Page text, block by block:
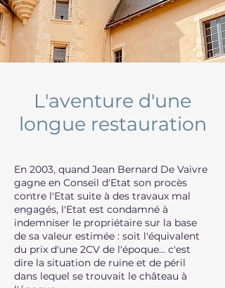
L'aventure d'une
longue restauration
En 2003, quand Jean Bernard De Vaivre
gagne en Conseil d'Etat son procès
contre l'Etat suite à des travaux mal
engagés, l'Etat est condamné à
indemniser le propriétaire sur la base
de sa valeur estimée : soit l'équivalent
du prix d'une 2CV de l'époque... c'est
dire la situation de ruine et de péril
dans lequel se trouvait le château à